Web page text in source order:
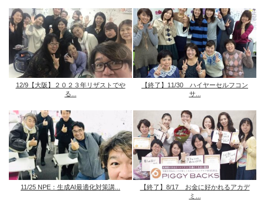
12/9【大阪】２０２３年リザストでや
る...
【終了】11/30 ハイヤーセルフコン
サ...
11/25 NPE：生成AI最適化対策講...
【終了】8/17 お金に好かれるアカデ
ミ...